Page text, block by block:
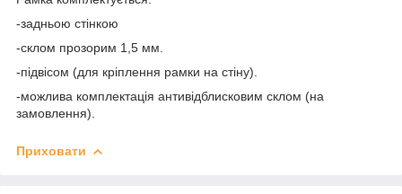
-задньою стінкою
-склом прозорим 1,5 мм.
-підвісом (для кріплення рамки на стіну).
-можлива комплектація антивідблисковим склом (на
замовлення).
Приховати